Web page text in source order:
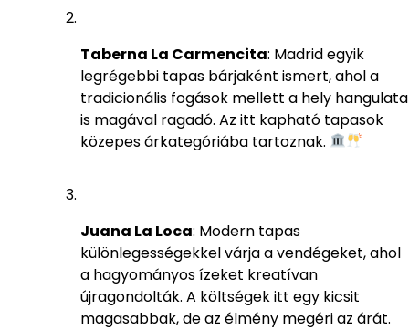
Taberna La Carmencita: Madrid egyik
legrégebbi tapas bárjaként ismert, ahol a
tradicionális fogások mellett a hely hangulata
is magával ragadó. Az itt kapható tapasok
közepes árkategóriába tartoznak.
Juana La Loca: Modern tapas
különlegességekkel várja a vendégeket, ahol
a hagyományos ízeket kreatívan
újragondolták. A költségek itt egy kicsit
magasabbak, de az élmény megéri az árát.